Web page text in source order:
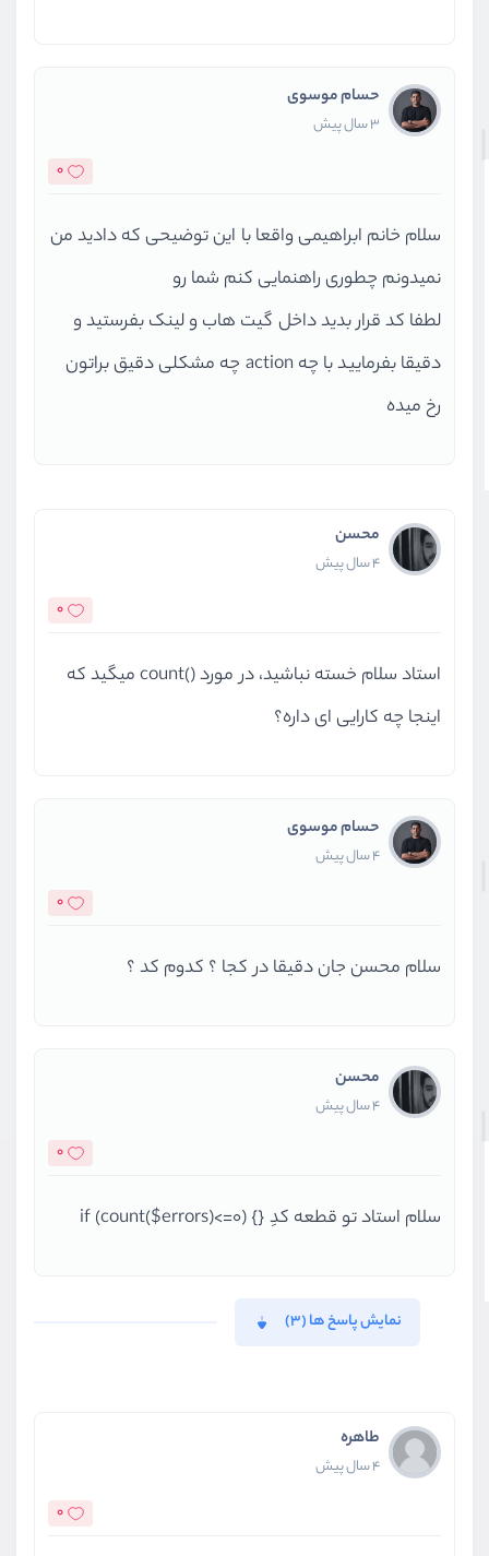
حسام موسوی
3 سال پیش
0
سلام خانم ابراهیمی واقعا با این توضیحی که دادید من
نمیدونم چطوری راهنمایی کنم شما رو
لطفا کد قرار بدید داخل گیت هاب و لینک بفرستید و
دقیقا بفرمایید با چه action چه مشکلی دقیق براتون
رخ میده
محسن
4 سال پیش
0
استاد سلام خسته نباشید، در مورد ()count میگید که
اینجا چه کارایی ای داره؟
حسام موسوی
4 سال پیش
0
سلام محسن جان دقیقا در کجا ؟ کدوم کد ؟
محسن
4 سال پیش
0
سلام استاد تو قطعه کدِ {} if (count($errors)<=0)
نمایش پاسخ ها (3)
طاهره
4 سال پیش
0